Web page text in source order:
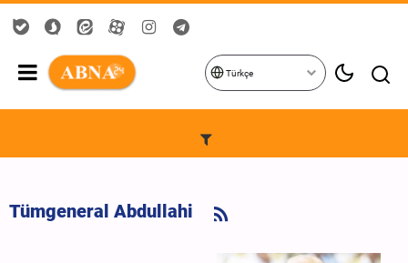
Türkçe
Tümgeneral Abdullahi